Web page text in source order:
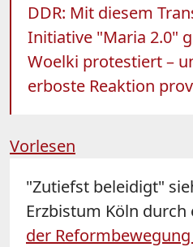
DDR: Mit diesem
Initiative "Maria 2.0"
Woelki protestiert –
erboste Reaktion
Vorlesen
"Zutiefst beleidigt"
Erzbistum Köln durch
der